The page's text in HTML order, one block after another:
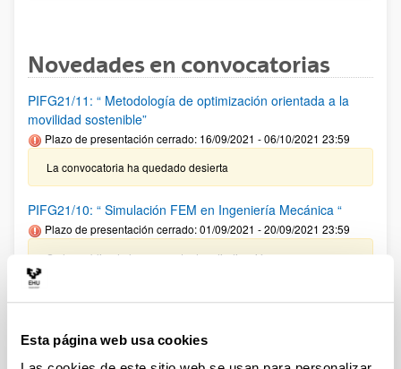
Esta página web usa cookies
Novedades en convocatorias
PIFG21/11: “ Metodología de optimización orientada a la
movilidad sostenible”
Plazo de presentación cerrado: 16/09/2021 - 06/10/2021 23:59
La convocatoria ha quedado desierta
PIFG21/10: “ Simulación FEM en Ingeniería Mecánica “
Plazo de presentación cerrado: 01/09/2021 - 20/09/2021 23:59
Se ha publicado la propuesta de adjudicación
Convocatoria de contratación de doctores recientes hasta su
UPV/EHU [DOKBERRI 2021-I]